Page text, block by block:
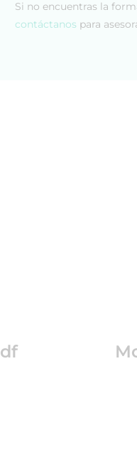
Si no encuentras la
contáctanos para